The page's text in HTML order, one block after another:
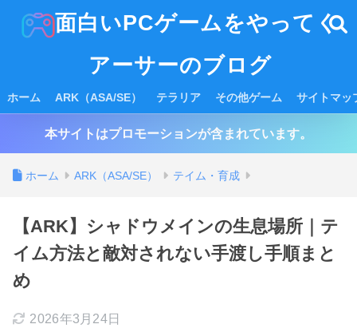
面白いPCゲームをやってく
アーサーのブログ
ホーム ARK（ASA/SE） テラリア その他ゲーム サイトマッ
本サイトはプロモーションが含まれています。
ホーム ARK（ASA/SE） テイム・育成
【ARK】シャドウメインの生息場所｜テ
イム方法と敵対されない手渡し手順まと
め
2026年3月24日